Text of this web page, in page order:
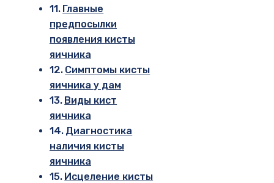
Главные
предпосылки
появления кисты
яичника
Симптомы кисты
яичника у дам
Виды кист
яичника
Диагностика
наличия кисты
яичника
Исцеление кисты